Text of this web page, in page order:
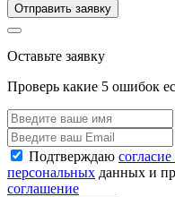
Отправить заявку
Оставьте заявку
Проверь какие 5 ошибок
Подтверждаю
персональных данных и
соглашение